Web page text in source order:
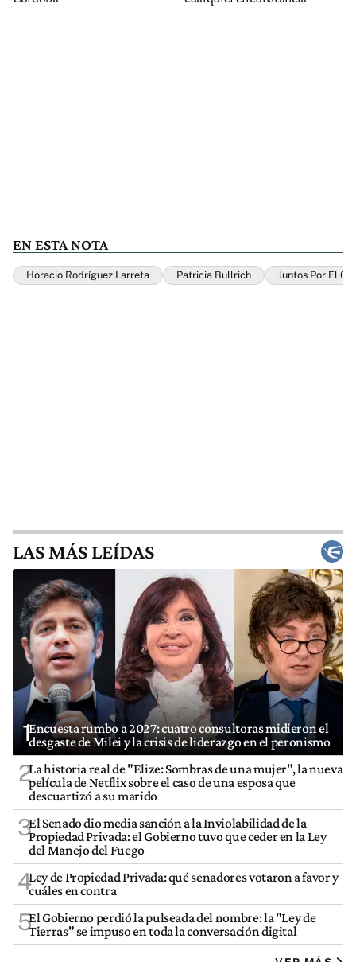
EN ESTA NOTA
Horacio Rodríguez Larreta Patricia Bullrich Juntos Por El
LAS MÁS LEÍDAS
1Encuesta rumbo a 2027: cuatro consultoras midieron el
desgaste de Milei y la crisis de liderazgo en el peronismo
2La historia real de "Elize: Sombras de una mujer", la nueva
película de Netflix sobre el caso de una esposa que
descuartizó a su marido
3El Senado dio media sanción a la Inviolabilidad de la
Propiedad Privada: el Gobierno tuvo que ceder en la Ley
del Manejo del Fuego
4Ley de Propiedad Privada: qué senadores votaron a favor y
cuáles en contra
5El Gobierno perdió la pulseada del nombre: la "Ley de
Tierras" se impuso en toda la conversación digital